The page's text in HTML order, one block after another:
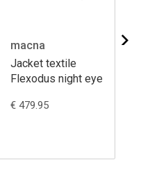
macna
Jacket textile
Flexodus night eye
€ 479.95